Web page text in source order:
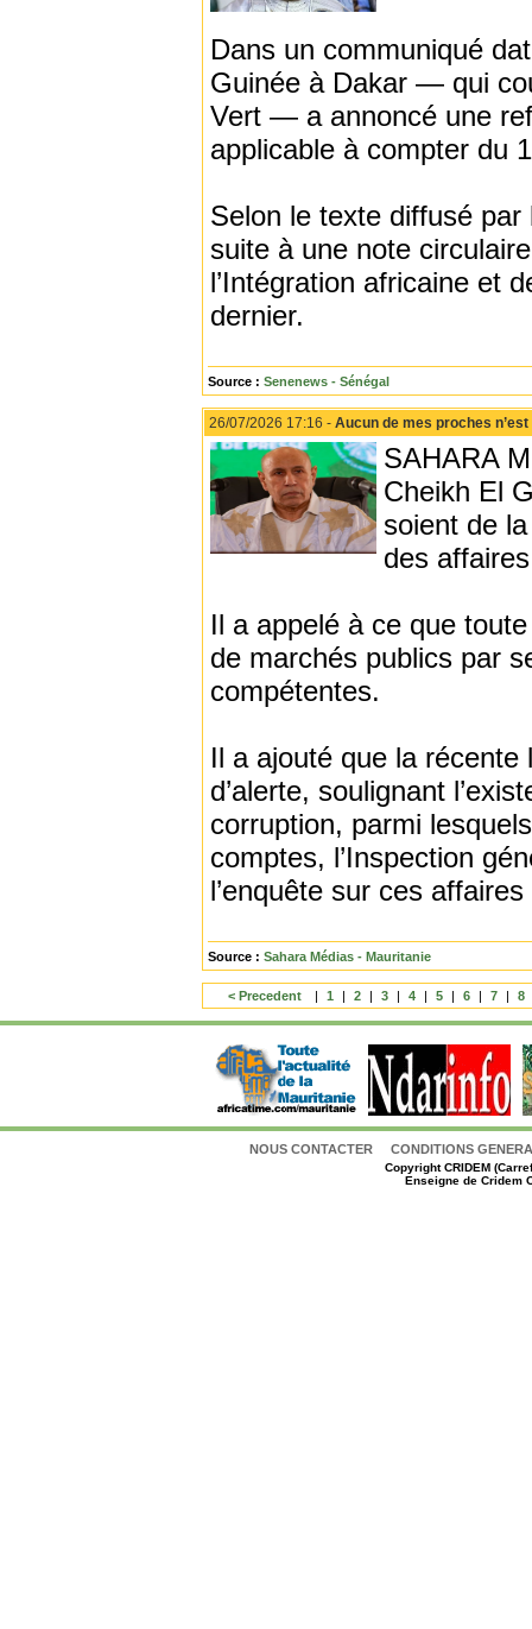
Dans un communiqué
Guinée à Dakar — qui
Vert — a annoncé une
applicable à compter du
Selon le texte diffusé
suite à une note
l’Intégration africaine et
dernier.
Source : Senenews - Sénégal
26/07/2026 17:16 - Aucun de mes proches
SAHARA
Cheikh El
soient de
des
Il a appelé à ce que
de marchés publics par
compétentes.
Il a ajouté que la
d’alerte, soulignant
corruption, parmi
comptes, l’Inspection
l’enquête sur ces
Source : Sahara Médias - Mauritanie
< Precedent | 1 | 2 | 3 | 4 | 5 | 6 | 7 | 8
NOUS CONTACTER CONDITIONS
CopyrightCRIDEM
Enseigne de Cridem